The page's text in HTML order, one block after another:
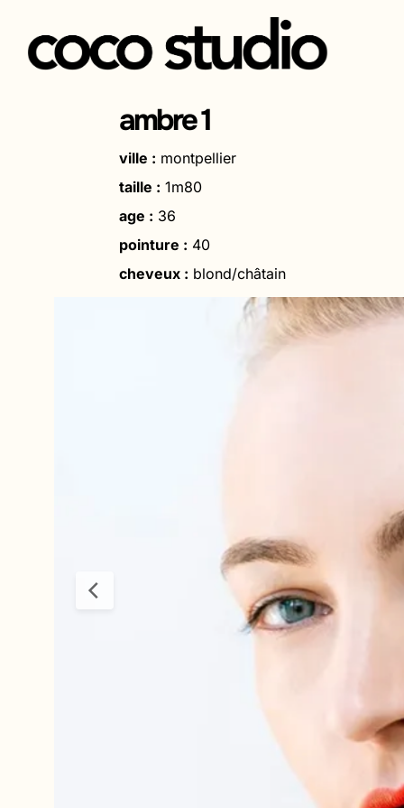
Aller
ambre 1
ville : montpellier
taille : 1m80
age : 36
pointure : 40
cheveux : blond/châtain